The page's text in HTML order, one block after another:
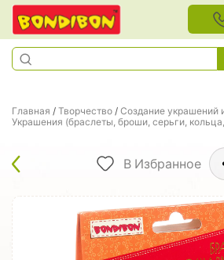
Главная / Творчество / Создание украшений
Украшения (браслеты, броши, серьги,
В Избранное